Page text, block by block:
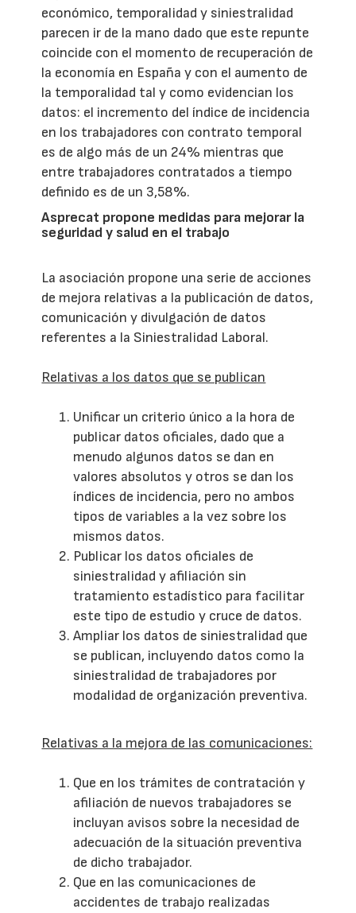
económico, temporalidad y siniestralidad
parecen ir de la mano dado que este repunte
coincide con el momento de recuperación de
la economía en España y con el aumento de
la temporalidad tal y como evidencian los
datos: el incremento del índice de incidencia
en los trabajadores con contrato temporal
es de algo más de un 24% mientras que
entre trabajadores contratados a tiempo
definido es de un 3,58%.
Asprecat propone medidas para mejorar la
seguridad y salud en el trabajo
La asociación propone una serie de acciones
de mejora relativas a la publicación de datos,
comunicación y divulgación de datos
referentes a la Siniestralidad Laboral.
Relativas a los datos que se publican
Unificar un criterio único a la hora de
publicar datos oficiales, dado que a
menudo algunos datos se dan en
valores absolutos y otros se dan los
índices de incidencia, pero no ambos
tipos de variables a la vez sobre los
mismos datos.
Publicar los datos oficiales de
siniestralidad y afiliación sin
tratamiento estadístico para facilitar
este tipo de estudio y cruce de datos.
Ampliar los datos de siniestralidad que
se publican, incluyendo datos como la
siniestralidad de trabajadores por
modalidad de organización preventiva.
Relativas a la mejora de las comunicaciones:
Que en los trámites de contratación y
afiliación de nuevos trabajadores se
incluyan avisos sobre la necesidad de
adecuación de la situación preventiva
de dicho trabajador.
Que en las comunicaciones de
accidentes de trabajo realizadas